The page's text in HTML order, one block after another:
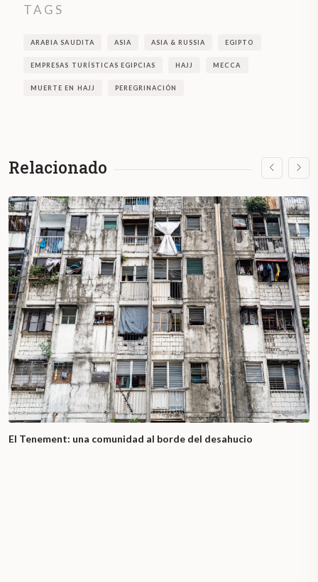
TAGS
ARABIA SAUDITA ASIA ASIA & RUSSIA EGIPTO
EMPRESAS TURÍSTICAS EGIPCIAS HAJJ MECCA
MUERTE EN HAJJ PEREGRINACIÓN
Relacionado
El Tenement: una comunidad al borde del desahucio